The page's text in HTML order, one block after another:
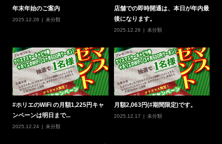
開通は、本日が年内最
。
(#期間限定)です。
未分類
#グリーンプラン と #ホリエのWiFi
のセット契約がおス...
未分類
今日から6ヶ月間
#グリーンプラン と #ホリエの
WiFi のセット契約がおス...
#5回線以上 のご